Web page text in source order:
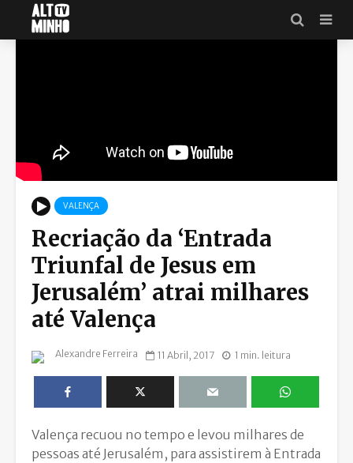
VALENÇA
Recriação da ‘Entrada
Triunfal de Jesus em
Jerusalém’ atrai milhares
até Valença
Alexandre Ferreira 11 Abril, 2017 1 min. leitura
Valença recuou no tempo e levou milhares de
pessoas até Jerusalém, para assistirem à Entrada